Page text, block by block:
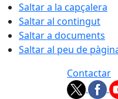
Saltar a la capçalera
Saltar al contingut
Saltar a documents
Saltar al peu de
Contactar